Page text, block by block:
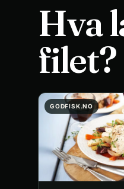
Hva
filet?
GODFISK.NO